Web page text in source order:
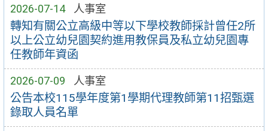
2026-07-14 人事室
轉知有關公立高級中等以下學校教師採計曾任2所
以上公立幼兒園契約進用教保員及私立幼兒園專
任教師年資函
2026-07-09 人事室
公告本校115學年度第1學期代理教師第11招甄選
錄取人員名單